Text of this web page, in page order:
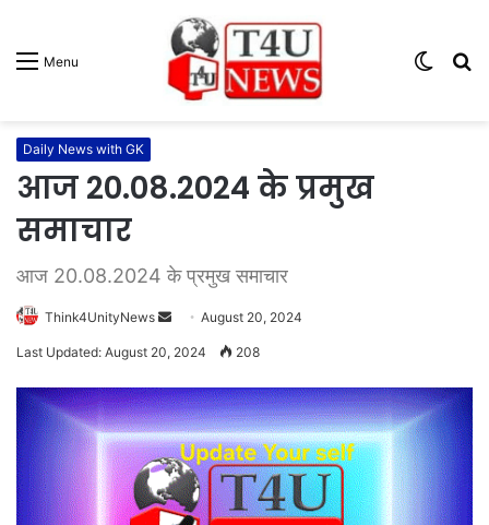
Menu
Switch
Daily News with GK
आज 20.08.2024 के प्रमुख
समाचार
आज 20.08.2024 के प्रमुख समाचार
Think4UnityNews
d
a
n
e
m
August 20, 2024
Last Updated: August 20, 2024 208